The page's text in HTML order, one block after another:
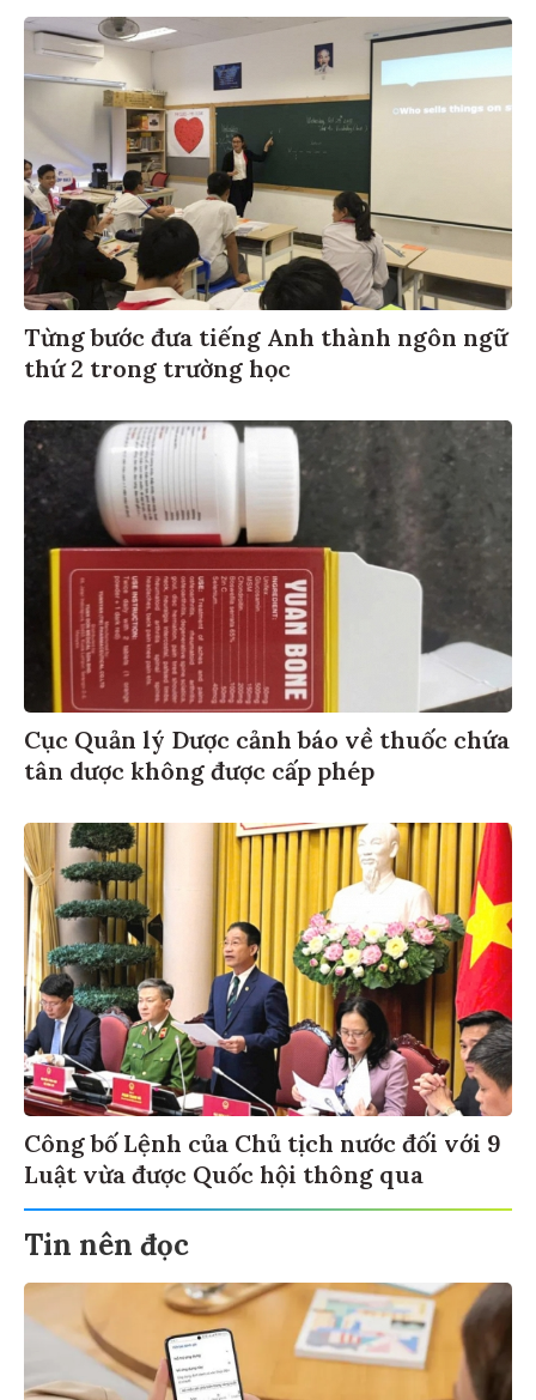
Từng bước đưa tiếng Anh thành ngôn ngữ
thứ 2 trong trường học
Cục Quản lý Dược cảnh báo về thuốc chứa
tân dược không được cấp phép
Công bố Lệnh của Chủ tịch nước đối với 9
Luật vừa được Quốc hội thông qua
Tin nên đọc